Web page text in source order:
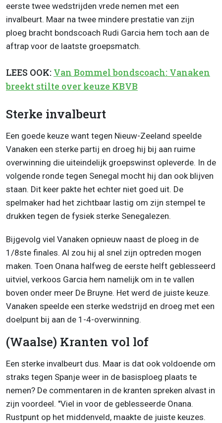
eerste twee wedstrijden vrede nemen met een
invalbeurt. Maar na twee mindere prestatie van zijn
ploeg bracht bondscoach Rudi Garcia hem toch aan de
aftrap voor de laatste groepsmatch.
LEES OOK: Van Bommel bondscoach: Vanaken
breekt stilte over keuze KBVB
Sterke invalbeurt
Een goede keuze want tegen Nieuw-Zeeland speelde
Vanaken een sterke partij en droeg hij bij aan ruime
overwinning die uiteindelijk groepswinst opleverde. In de
volgende ronde tegen Senegal mocht hij dan ook blijven
staan. Dit keer pakte het echter niet goed uit. De
spelmaker had het zichtbaar lastig om zijn stempel te
drukken tegen de fysiek sterke Senegalezen.
Bijgevolg viel Vanaken opnieuw naast de ploeg in de
1/8ste finales. Al zou hij al snel zijn optreden mogen
maken. Toen Onana halfweg de eerste helft geblesseerd
uitviel, verkoos Garcia hem namelijk om in te vallen
boven onder meer De Bruyne. Het werd de juiste keuze.
Vanaken speelde een sterke wedstrijd en droeg met een
doelpunt bij aan de 1-4-overwinning.
(Waalse) Kranten vol lof
Een sterke invalbeurt dus. Maar is dat ook voldoende om
straks tegen Spanje weer in de basisploeg plaats te
nemen? De commentaren in de kranten spreken alvast in
zijn voordeel. "Viel in voor de geblesseerde Onana.
Rustpunt op het middenveld, maakte de juiste keuzes.